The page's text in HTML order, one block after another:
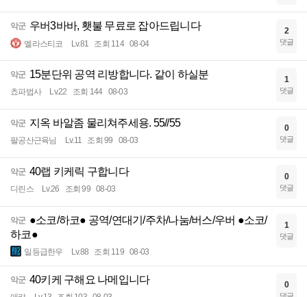
악군 우버3바바, 횃불 무료로 잡아드립니다
엘라스티코 Lv.81 조회 114 08-04
2
댓글
악군 15분단위 공역 리방합니다. 같이 하실분
쵸파법사 Lv.22 조회 144 08-03
1
댓글
악군 지옥 바알좀 물리쳐주세용. 55//55
팔공산근육님 Lv.11 조회 99 08-03
0
댓글
악군 40랩 키케릭 구합니다
디린스 Lv.26 조회 99 08-03
0
댓글
악군 ●소코/하코● 공역/연대기/주차/나눔/버스/우버 ●소코/
하코●
일등급한우 Lv.88 조회 119 08-03
1
댓글
악군 40키케 구해요 나메입니다 0